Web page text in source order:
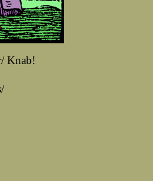
Knab!